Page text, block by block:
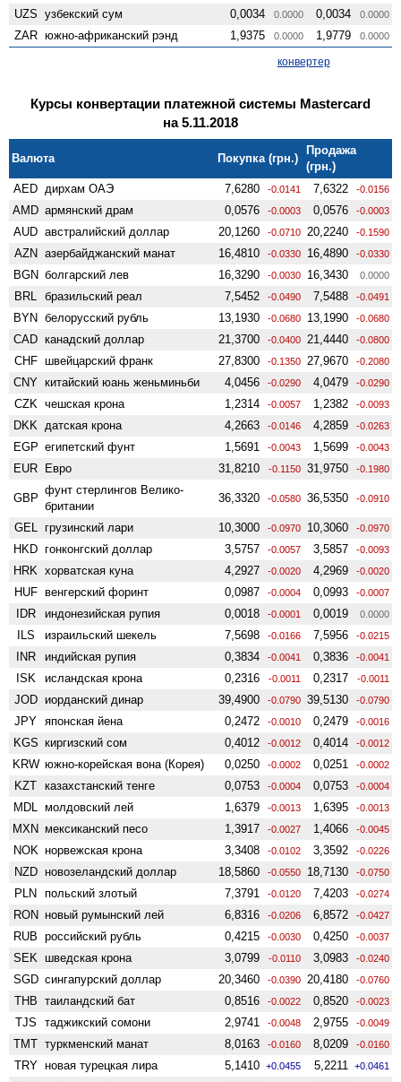
UZS узбекский сум 0,0034 0.0000 0,0034 0.0000
ZAR южно-африканский рэнд 1,9375 0.0000 1,9779 0.0000
конвертер
Курсы конвертации платежной системы Mastercard
на 5.11.2018
Валюта Покупка (грн.)
Продажа
(грн.)
AED дирхам ОАЭ 7,6280 -0.0141 7,6322 -0.0156
AMD армянский драм 0,0576 -0.0003 0,0576 -0.0003
AUD австралийский доллар 20,1260 -0.0710 20,2240 -0.1590
AZN азербайджанский манат 16,4810 -0.0330 16,4890 -0.0330
BGN болгарский лев 16,3290 -0.0030 16,3430 0.0000
BRL бразильский реал 7,5452 -0.0490 7,5488 -0.0491
BYN белорусский рубль 13,1930 -0.0680 13,1990 -0.0680
CAD канадский доллар 21,3700 -0.0400 21,4440 -0.0800
CHF швейцарский франк 27,8300 -0.1350 27,9670 -0.2080
CNY китайский юань женьминьби 4,0456 -0.0290 4,0479 -0.0290
CZK чешская крона 1,2314 -0.0057 1,2382 -0.0093
DKK датская крона 4,2663 -0.0146 4,2859 -0.0263
EGP египетский фунт 1,5691 -0.0043 1,5699 -0.0043
EUR Евро 31,8210 -0.1150 31,9750 -0.1980
GBP
фунт стерлингов Велико­
британии
36,3320 -0.0580 36,5350 -0.0910
GEL грузинский лари 10,3000 -0.0970 10,3060 -0.0970
HKD гонконгский доллар 3,5757 -0.0057 3,5857 -0.0093
HRK хорватская куна 4,2927 -0.0020 4,2969 -0.0020
HUF венгерский форинт 0,0987 -0.0004 0,0993 -0.0007
IDR индонезийская рупия 0,0018 -0.0001 0,0019 0.0000
ILS израильский шекель 7,5698 -0.0166 7,5956 -0.0215
INR индийская рупия 0,3834 -0.0041 0,3836 -0.0041
ISK исландская крона 0,2316 -0.0011 0,2317 -0.0011
JOD иорданский динар 39,4900 -0.0790 39,5130 -0.0790
JPY японская йена 0,2472 -0.0010 0,2479 -0.0016
KGS киргизский сом 0,4012 -0.0012 0,4014 -0.0012
KRW южно-корейская вона (Корея) 0,0250 -0.0002 0,0251 -0.0002
KZT казахстанский тенге 0,0753 -0.0004 0,0753 -0.0004
MDL молдовский лей 1,6379 -0.0013 1,6395 -0.0013
MXN мексиканский песо 1,3917 -0.0027 1,4066 -0.0045
NOK норвежская крона 3,3408 -0.0102 3,3592 -0.0226
NZD ново­зеландский доллар 18,5860 -0.0550 18,7130 -0.0750
PLN польский злотый 7,3791 -0.0120 7,4203 -0.0274
RON новый румынский лей 6,8316 -0.0206 6,8572 -0.0427
RUB российский рубль 0,4215 -0.0030 0,4250 -0.0037
SEK шведская крона 3,0799 -0.0110 3,0983 -0.0240
SGD сингапурский доллар 20,3460 -0.0390 20,4180 -0.0760
THB таиландский бат 0,8516 -0.0022 0,8520 -0.0023
TJS таджикский сомони 2,9741 -0.0048 2,9755 -0.0049
TMT туркменский манат 8,0163 -0.0160 8,0209 -0.0160
TRY новая турецкая лира 5,1410 +0.0455 5,2211 +0.0461